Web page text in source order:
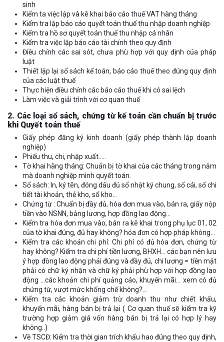
sinh
Kiểm ta việc lập và kê khai báo cáo thuế VAT hàng tháng
Kiểm tra lập báo cáo quyết toán thuế thu nhập doanh nghiệp
Kiểm tra hồ sơ quyết toán thuế thu nhập cá nhân
Kiểm tra việc lập báo cáo tài chính theo quy định
Điều chỉnh các sai sót, chưa phù hợp với quy định của pháp
luật
Thiết lập lại sổ sách kế toán, báo cáo thuế theo đúng quy định
của các luật thuế
Thực hiện điều chỉnh các báo cáo thuế khi có sai lệch
Làm việc và giải trình với cơ quan thuế
2. Các loại sổ sách, chứng từ kế toán cần chuẩn bị trước
khi Quyết toán thuế
Giấy phép đăng ký kinh doanh (giấy phép thành lập doanh
nghiệp)
Phiếu thu, chi, nhập xuất…..
Tờ khai hàng tháng: Chuẩn bị tờ khai của các tháng trong năm
mà doanh nghiệp mình quyết toán.
Sổ sách: In, ký tên, đóng dấu đủ sổ nhật ký chung, sổ cái, sổ chi
tiết tài khoản, thẻ kho, sổ kho…
Chứng từ : Chuẩn bị đầy đủ, hóa đơn mua vào, bán ra, giấy nộp
tiền vào NSNN, bảng lương, hợp đồng lao động…
Kiểm tra hóa đơn mua vào, bán ra kê khai trong phụ lục 01, 02
của tờ khai đúng, đủ hay không? hóa đơn có hợp pháp không…
Kiểm tra các khoản chi phí: Chi phí có đủ hóa đơn, chứng từ
hay không? Kiểm tra chi phí tiền lương, BHXH… các bạn nên lưu
ý hợp đồng lao động phải đúng và đầy đủ, chi lương = tiền mặt
phải có chữ ký nhận và chữ ký phải phù hợp với hợp đồng lao
động …các khoản chi phí quảng cáo, khuyến mãi… xem có đủ
chứng từ, vượt mức khống chế không?…
Kiểm tra các khoản giảm trừ doanh thu như chiết khấu,
khuyến mãi, hàng bán bị trả lại ( Cơ quan thuế sẽ kiểm tra kỹ
trường hợp giảm giá vốn hàng bán bị trả lại có hợp lý hay
không..)
Về TSCĐ: Kiểm tra thời gian trích khấu hao đúng theo quy định,